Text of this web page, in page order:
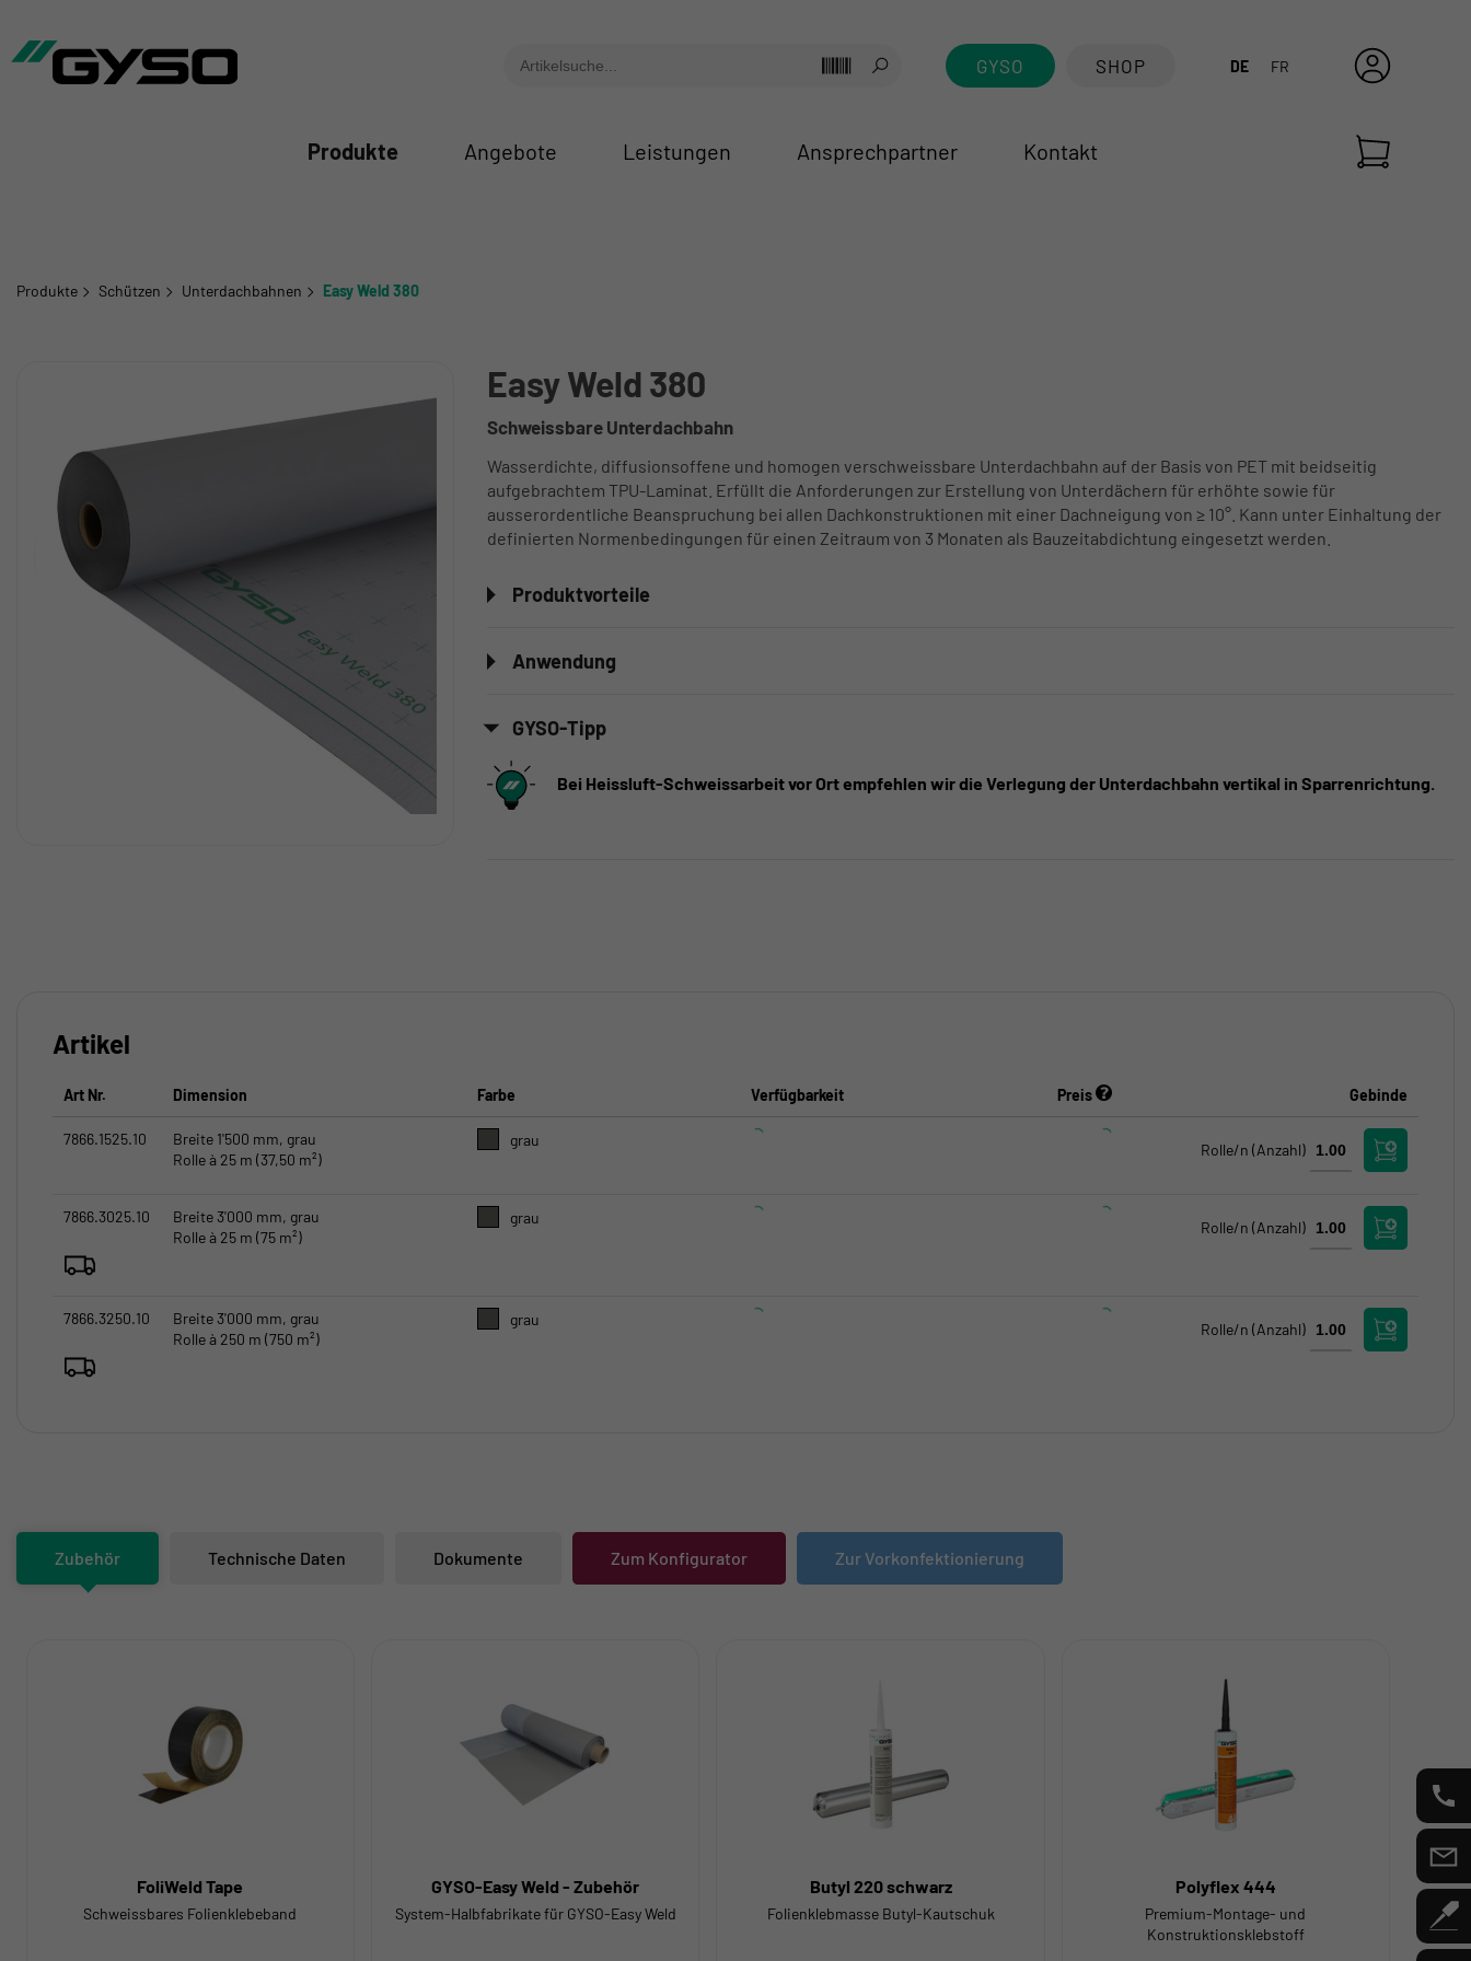
GYSO SHOP DE FR
Produkte Angebote Leistungen Ansprechpartner Kontakt
Produkte Schützen Unterdachbahnen Easy Weld 380
Easy Weld 380
Schweissbare Unterdachbahn
Wasserdichte, diffusionsoffene und homogen verschweissbare Unterdachbahn auf der Basis von PET mit beidseitig
aufgebrachtem TPU-Laminat. Erfüllt die Anforderungen zur Erstellung von Unterdächern für erhöhte sowie für
ausserordentliche Beanspruchung bei allen Dachkonstruktionen mit einer Dachneigung von ≥ 10°. Kann unter Einhaltung der
definierten Normenbedingungen für einen Zeitraum von 3 Monaten als Bauzeitabdichtung eingesetzt werden.
Produktvorteile
Anwendung
GYSO-Tipp
Bei Heissluft-Schweissarbeit vor Ort empfehlen wir die Verlegung der Unterdachbahn vertikal in Sparrenrichtung.
Artikel
Art Nr. Dimension Farbe Verfügbarkeit Preis Gebinde
7866.1525.10
Breite 1'500 mm, grau
Rolle à 25 m (37,50 m²)
grau
Rolle/n (Anzahl)
7866.3025.10
Breite 3'000 mm, grau
Rolle à 25 m (75 m²)
grau
Rolle/n (Anzahl)
7866.3250.10
Breite 3'000 mm, grau
Rolle à 250 m (750 m²)
grau
Rolle/n (Anzahl)
Zubehör Technische Daten Dokumente Zum Konfigurator Zur Vorkonfektionierung
FoliWeld Tape
Schweissbares Folienklebeband
GYSO-Easy Weld - Zubehör
System-Halbfabrikate für GYSO-Easy Weld
Butyl 220 schwarz
Folienklebmasse Butyl-Kautschuk
Polyflex 444
Premium-Montage- und
Konstruktionsklebstoff